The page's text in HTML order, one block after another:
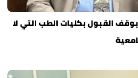
القبول بكليات الطب التي لا